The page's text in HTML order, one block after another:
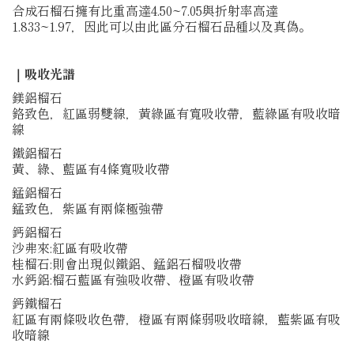
合成石榴石擁有比重高達4.50~7.05與折射率高達
1.833~1.97，因此可以由此區分石榴石品種以及真偽。
｜吸收光譜
鎂鋁榴石
鉻致色，紅區弱雙線，黃綠區有寬吸收帶，藍綠區有吸收暗
線
鐵鋁榴石
黃、綠、藍區有4條寬吸收帶
錳鋁榴石
錳致色，紫區有兩條極強帶
鈣鋁榴石
沙弗來:紅區有吸收帶
桂榴石:則會出現似鐵鋁、錳鋁石榴吸收帶
水鈣鋁:榴石藍區有強吸收帶、橙區有吸收帶
鈣鐵榴石
紅區有兩條吸收色帶，橙區有兩條弱吸收暗線，藍紫區有吸
收暗線